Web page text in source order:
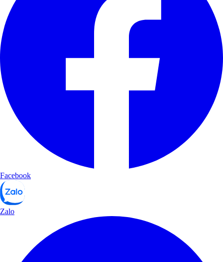
Facebook
Zalo